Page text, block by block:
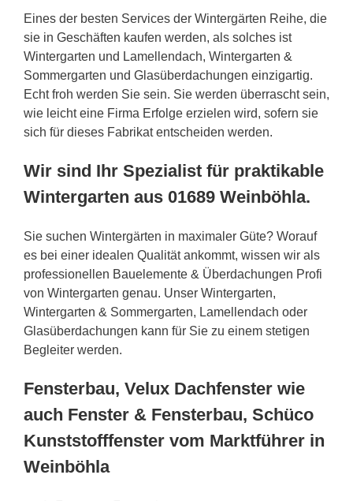
Eines der besten Services der Wintergärten Reihe, die
sie in Geschäften kaufen werden, als solches ist
Wintergarten und Lamellendach, Wintergarten &
Sommergarten und Glasüberdachungen einzigartig.
Echt froh werden Sie sein. Sie werden überrascht sein,
wie leicht eine Firma Erfolge erzielen wird, sofern sie
sich für dieses Fabrikat entscheiden werden.
Wir sind Ihr Spezialist für praktikable
Wintergarten aus 01689 Weinböhla.
Sie suchen Wintergärten in maximaler Güte? Worauf
es bei einer idealen Qualität ankommt, wissen wir als
professionellen Bauelemente & Überdachungen Profi
von Wintergarten genau. Unser Wintergarten,
Wintergarten & Sommergarten, Lamellendach oder
Glasüberdachungen kann für Sie zu einem stetigen
Begleiter werden.
Fensterbau, Velux Dachfenster wie
auch Fenster & Fensterbau, Schüco
Kunststofffenster vom Marktführer in
Weinböhla